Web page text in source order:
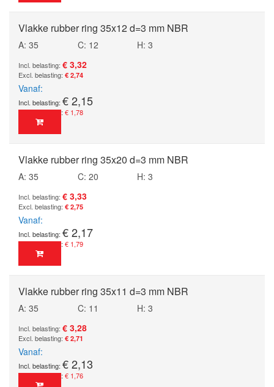
Vlakke rubber ring 35x12 d=3 mm NBR
A: 35 C: 12
H: 3
€ 3,32
€ 2,74
Vanaf
€ 2,15
€ 1,78
Vlakke rubber ring 35x20 d=3 mm NBR
A: 35 C: 20
H: 3
€ 3,33
€ 2,75
Vanaf
€ 2,17
€ 1,79
Vlakke rubber ring 35x11 d=3 mm NBR
A: 35 C: 11
H: 3
€ 3,28
€ 2,71
Vanaf
€ 2,13
€ 1,76